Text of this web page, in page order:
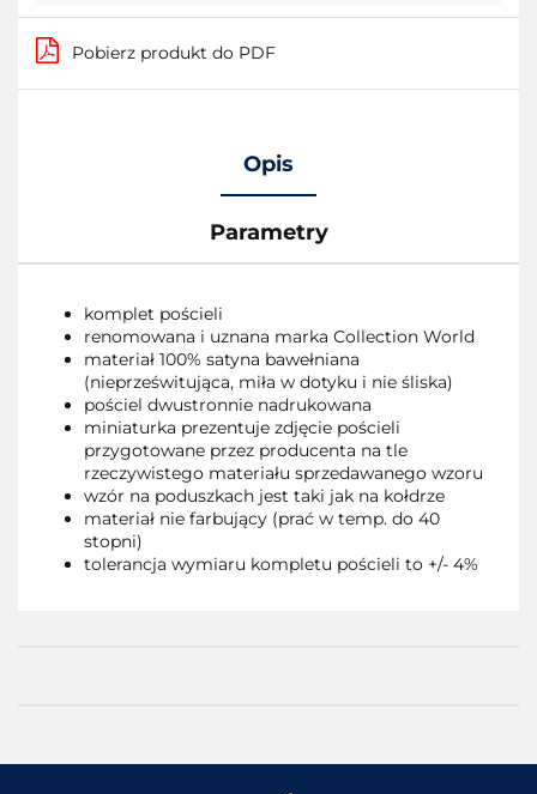
Pobierz produkt do PDF
Opis
Parametry
komplet pościeli
renomowana i uznana marka Collection World
materiał 100% satyna bawełniana
(nieprześwitująca, miła w dotyku i nie śliska)
pościel dwustronnie nadrukowana
miniaturka prezentuje zdjęcie pościeli
przygotowane przez producenta na tle
rzeczywistego materiału sprzedawanego wzoru
wzór na poduszkach jest taki jak na kołdrze
materiał nie farbujący (prać w temp. do 40
stopni)
tolerancja wymiaru kompletu pościeli to +/- 4%